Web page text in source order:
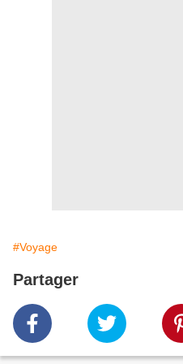
#Voyage
Partager